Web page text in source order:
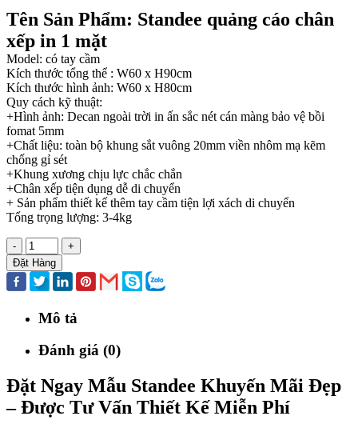
Tên Sản Phẩm: Standee quảng cáo chân
xếp in 1 mặt
Model: có tay cầm
Kích thước tổng thể : W60 x H90cm
Kích thước hình ảnh: W60 x H80cm
Quy cách kỹ thuật:
+Hình ảnh: Decan ngoài trời in ấn sắc nét cán màng bảo vệ bồi
fomat 5mm
+Chất liệu: toàn bộ khung sắt vuông 20mm viền nhôm mạ kẽm
chống gỉ sét
+Khung xương chịu lực chắc chắn
+Chân xếp tiện dụng dễ di chuyển
+ Sản phẩm thiết kế thêm tay cầm tiện lợi xách di chuyển
Tổng trọng lượng: 3-4kg
-
+
Đặt Hàng
Mô tả
Đánh giá (0)
Đặt Ngay Mẫu Standee Khuyến Mãi Đẹp
– Được Tư Vấn Thiết Kế Miễn Phí